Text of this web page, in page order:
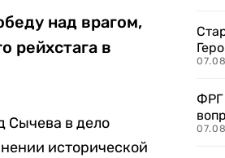
над врагом,
рейхстага в
Сычева в дело
исторической
ФРГ